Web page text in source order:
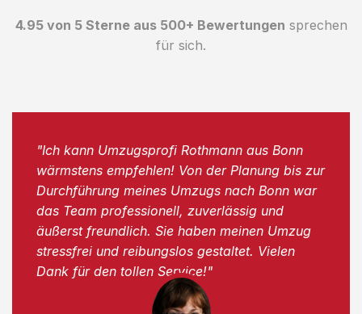
4.95 von 5 Sterne aus 500+ Bewertungen sprechen
für sich.
"Ich kann Umzugsprofi Rothmann aus Bonn
wärmstens empfehlen! Von der Planung bis zur
Durchführung meines Umzugs nach Bonn war
das Team professionell, zuverlässig und
äußerst freundlich. Sie haben meinen Umzug
stressfrei und reibungslos gestaltet. Vielen
Dank für den tollen Service!"